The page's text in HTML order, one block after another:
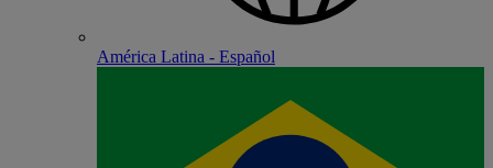
América Latina - Español